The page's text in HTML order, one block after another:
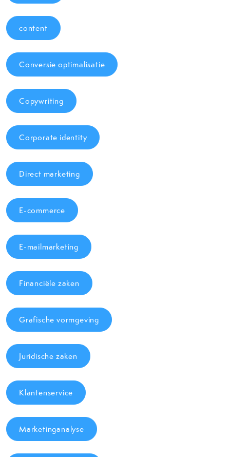
content
Conversie optimalisatie
Copywriting
Corporate identity
Direct marketing
E-commerce
E-mailmarketing
Financiële zaken
Grafische vormgeving
Juridische zaken
Klantenservice
Marketinganalyse